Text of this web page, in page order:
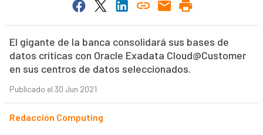
El gigante de la banca consolidará sus bases de
datos críticas con Oracle Exadata Cloud@Customer
en sus centros de datos seleccionados.
Publicado el 30 Jun 2021
Redacción Computing